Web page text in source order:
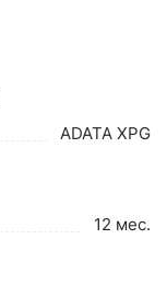
ADATA XPG
12 мес.